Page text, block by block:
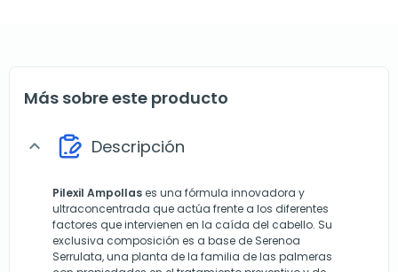
Más sobre este producto
expand_more Descripción
Pilexil Ampollases una fórmula innovadora y
ultraconcentrada que actúa frente a los diferentes
factores que intervienen en la caída del cabello. Su
exclusiva composición es a base de Serenoa
Serrulata, una planta de la familia de las palmeras